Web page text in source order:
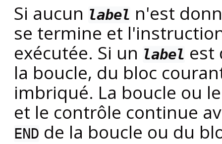
Si aucun label n'est
se termine et
exécutée. Si un label est
la boucle, du bloc
imbriqué. La boucle ou
et le contrôle continue
END de la boucle ou du